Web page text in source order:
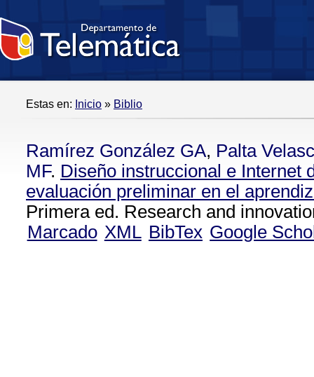
Estas en: Inicio » Biblio
Ramírez González GA, Palta
MF. Diseño instruccional e Internet
evaluación preliminar en el
Primera ed. Research and
Marcado XML BibTex Google